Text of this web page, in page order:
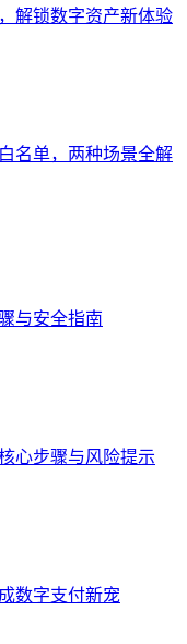
解锁数字资产新体验
名单，两种场景全解
与安全指南
心步骤与风险提示
数字支付新宠